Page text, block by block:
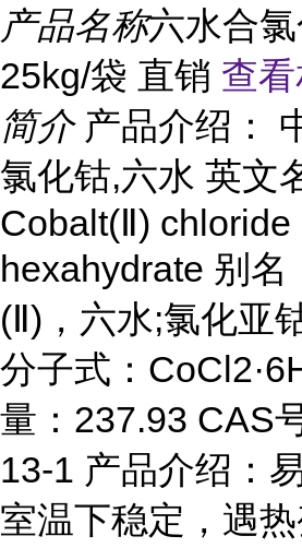
产品名称六水合
25kg/袋 直销 查
简介 产品介绍：
氯化钴,六水 英文
Cobalt(Ⅱ) chloride
hexahydrate 别名
(Ⅱ)，六水;氯化亚
分子式：
量：237.93 CAS
13-1 产品介绍：
室温下稳定，遇热